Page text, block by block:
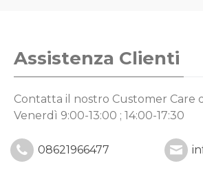
Assistenza Clienti
Contatta il nostro Customer Care
Venerdì 9:00-13:00 ; 14:00-17:30
08621966477